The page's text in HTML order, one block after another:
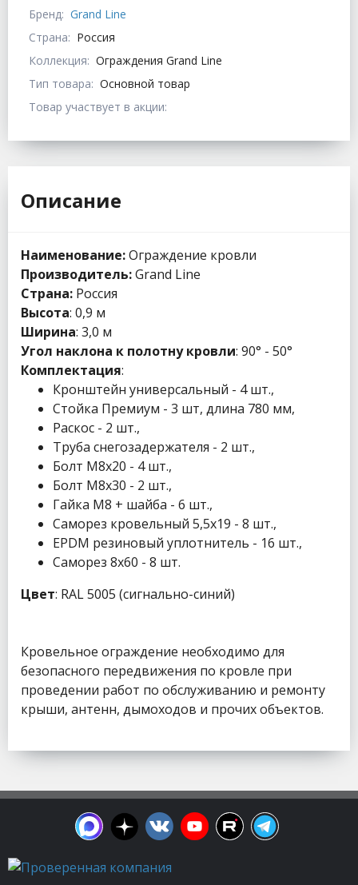
Бренд: Grand Line
Страна: Россия
Коллекция: Ограждения Grand Line
Тип товара: Основной товар
Товар участвует в акции:
Описание
Наименование:Ограждение кровли
Производитель:Grand Line
Страна: Россия
Высота: 0,9 м
Ширина: 3,0 м
Угол наклона к полотну кровли: 90° - 50°
Комплектация:
Кронштейн универсальный - 4 шт.,
Стойка Премиум - 3 шт, длина 780 мм,
Раскос - 2 шт.,
Труба снегозадержателя - 2 шт.,
Болт М8x20 - 4 шт.,
Болт М8x30 - 2 шт.,
Гайка М8 + шайба - 6 шт.,
Саморез кровельный 5,5x19 - 8 шт.,
EPDM резиновый уплотнитель - 16 шт.,
Саморез 8x60 - 8 шт.
Цвет: RAL 5005 (сигнально-синий)
Кровельное ограждение необходимо для
безопасного передвижения по кровле при
проведении работ по обслуживанию и ремонту
крыши, антенн, дымоходов и прочих объектов.